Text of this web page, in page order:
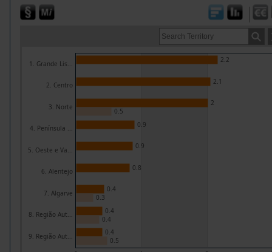
1. Grande Lis...
2. Centro
3. Norte
4. Península ...
5. Oeste e Va...
6. Alentejo
7. Algarve
8. Região Aut...
9. Região Aut...
2.2
2.1
2
0.9
0.9
0.8
0.4
0.4
0.4
0.5
0.3
0.4
0.5